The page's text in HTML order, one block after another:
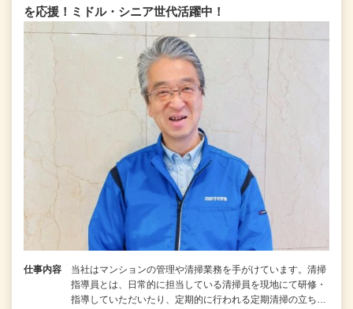
を応援！ミドル・シニア世代活躍中！
仕事内容
当社はマンションの管理や清掃業務を手がけています。清掃
指導員とは、日常的に担当している清掃員を現地にて研修・
指導していただいたり、定期的に行われる定期清掃の立ち…